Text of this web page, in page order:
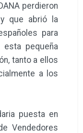
perdieron
que abrió la
para
esta pequeña
tanto a ellos
a los
puesta en
Vendedores